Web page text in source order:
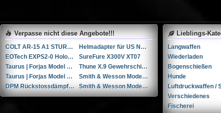
Verpasse nicht diese Angebote!!!
COLT AR-15 A1 STURMGEWEHR (Vollautomat)
Helmadapter für US Navy HGU-68/P und JHMCS Nachtsichtgeräte
EOTech EXPS2-0 Holografisches Visier und 3x Vortex Vergrößerungsglas
SureFure X300V XT07
Taurus | Forjas Model Raging Bull cal. 454Casull
Thune X.9 Gewehrschiessschuhe (42)
Taurus | Forjas Model 85S cal. .38spl
Smith & Wesson Model M&P9 Shield cal. 9mmP
DPM Rückstossdämpfer Glock 19/19x/23/45 Gen. 4/5
Smith & Wesson Modell 60 .357 Super Magnum
Lieblings-
Langwaffen
Wiederladen
Bogenschießen
Hunde
Luftdruckwaffen /
Verschiedenes
Fischerei